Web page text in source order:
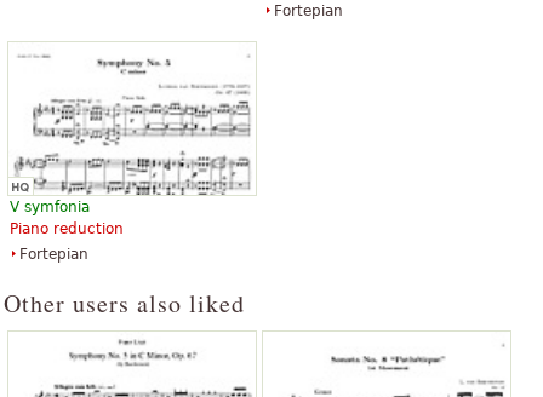
Fortepian
V symfonia
Piano reduction
Fortepian
Other users also liked